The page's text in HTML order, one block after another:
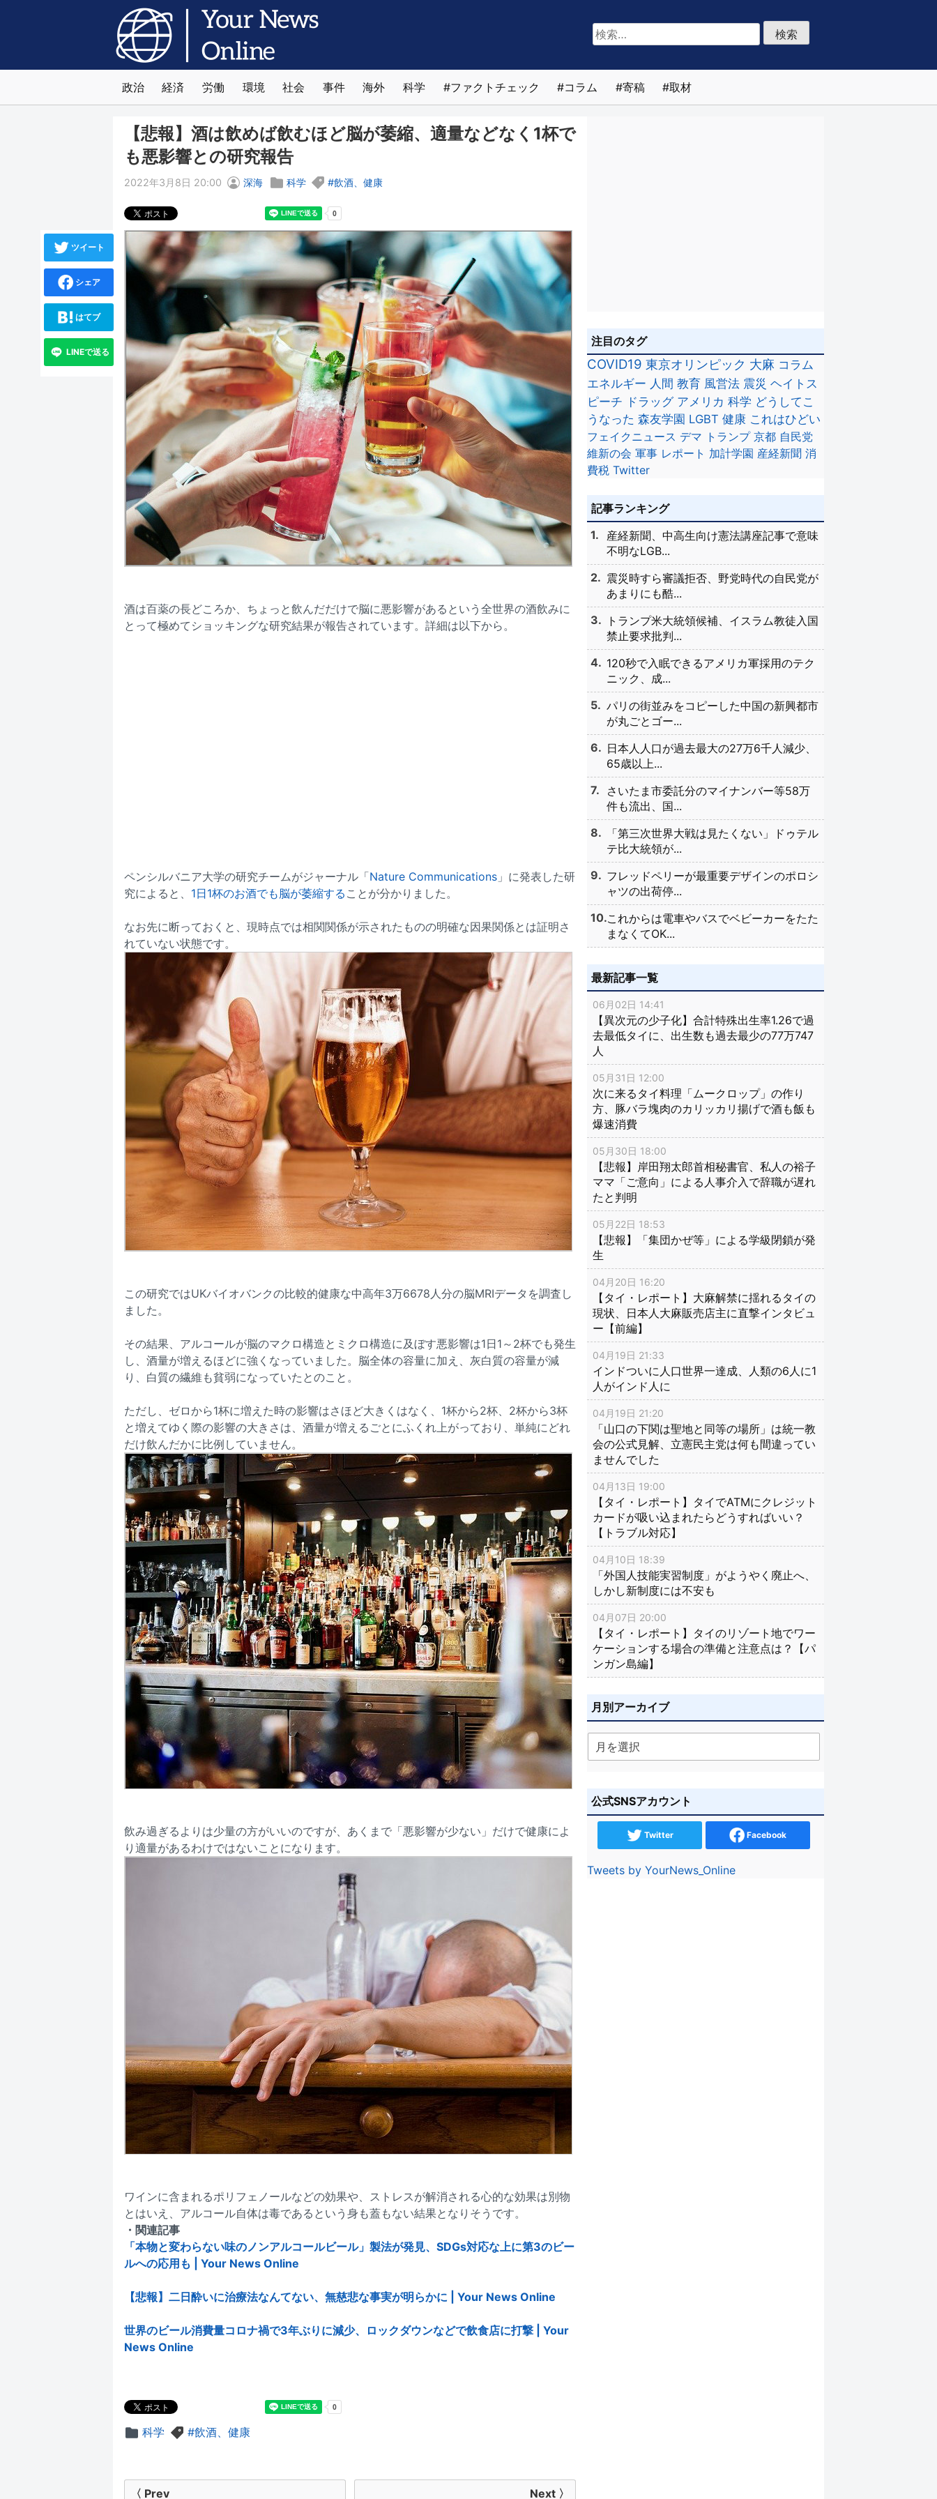
検
索:
政治 経済 労働 環境 社会 事件 海外 科学 ファクトチェック コラム 寄稿 取材
【悲報】酒は飲めば飲むほど脳が萎縮、適量などなく1杯で
も悪影響との研究報告
2022年3月8日 20:00 深海 科学 飲酒、健康
酒は百薬の長どころか、ちょっと飲んだだけで脳に悪影響があるという全世界の酒飲みに
とって極めてショッキングな研究結果が報告されています。詳細は以下から。
ペンシルバニア大学の研究チームがジャーナル「Nature Communications 」に発表した研
究によると、 1日1杯のお酒でも脳が萎縮する ことが分かりました。
なお先に断っておくと、現時点では相関関係が示されたものの明確な因果関係とは証明さ
れていない状態です。
この研究ではUKバイオバンクの比較的健康な中高年3万6678人分の脳MRIデータを調査し
ました。
その結果、アルコールが脳のマクロ構造とミクロ構造に及ぼす悪影響は1日1～2杯でも発生
し、酒量が増えるほどに強くなっていました。脳全体の容量に加え、灰白質の容量が減
り、白質の繊維も貧弱になっていたとのこと。
ただし、ゼロから1杯に増えた時の影響はさほど大きくはなく、1杯から2杯、2杯から3杯
と増えてゆく際の影響の大きさは、酒量が増えるごとにふくれ上がっており、単純にどれ
だけ飲んだかに比例していません。
飲み過ぎるよりは少量の方がいいのですが、あくまで「悪影響が少ない」だけで健康によ
り適量があるわけではないことになります。
ワインに含まれるポリフェノールなどの効果や、ストレスが解消される心的な効果は別物
とはいえ、アルコール自体は毒であるという身も蓋もない結果となりそうです。
・関連記事
「本物と変わらない味のノンアルコールビール」製法が発見、SDGs対応な上に第3のビー
ルへの応用も | Your News Online
【悲報】二日酔いに治療法なんてない、無慈悲な事実が明らかに | Your News Online
世界のビール消費量コロナ禍で3年ぶりに減少、ロックダウンなどで飲食店に打撃 | Your
News Online
ツイート
シェア
はてブ
LINEで送る
科学 飲酒、健康
〈 Prev Next 〉
注目のタグ
COVID19 東京オリンピック 大麻 コラム
エネルギー 人間 教育 風営法 震災 ヘイトス
ピーチ ドラッグ アメリカ 科学 どうしてこ
うなった 森友学園 LGBT 健康 これはひどい
フェイクニュース デマ トランプ 京都 自民党
維新の会 軍事 レポート 加計学園 産経新聞 消
費税 Twitter
記事ランキング
産経新聞、中高生向け憲法講座記事で意味
不明なLGB...
震災時すら審議拒否、野党時代の自民党が
あまりにも酷...
トランプ米大統領候補、イスラム教徒入国
禁止要求批判...
120秒で入眠できるアメリカ軍採用のテク
ニック、成...
パリの街並みをコピーした中国の新興都市
が丸ごとゴー...
日本人人口が過去最大の27万6千人減少、
65歳以上...
さいたま市委託分のマイナンバー等58万
件も流出、国...
「第三次世界大戦は見たくない」ドゥテル
テ比大統領が...
フレッドペリーが最重要デザインのポロシ
ャツの出荷停...
これからは電車やバスでベビーカーをたた
まなくてOK...
最新記事一覧
06月02日 14:41
【異次元の少子化】合計特殊出生率1.26で過
去最低タイに、出生数も過去最少の77万747
人
05月31日 12:00
次に来るタイ料理「ムークロップ」の作り
方、豚バラ塊肉のカリッカリ揚げで酒も飯も
爆速消費
05月30日 18:00
【悲報】岸田翔太郎首相秘書官、私人の裕子
ママ「ご意向」による人事介入で辞職が遅れ
たと判明
05月22日 18:53
【悲報】「集団かぜ等」による学級閉鎖が発
生
04月20日 16:20
【タイ・レポート】大麻解禁に揺れるタイの
現状、日本人大麻販売店主に直撃インタビュ
ー【前編】
04月19日 21:33
インドついに人口世界一達成、人類の6人に1
人がインド人に
04月19日 21:20
「山口の下関は聖地と同等の場所」は統一教
会の公式見解、立憲民主党は何も間違ってい
ませんでした
04月13日 19:00
【タイ・レポート】タイでATMにクレジット
カードが吸い込まれたらどうすればいい？
【トラブル対応】
04月10日 18:39
「外国人技能実習制度」がようやく廃止へ、
しかし新制度には不安も
04月07日 20:00
【タイ・レポート】タイのリゾート地でワー
ケーションする場合の準備と注意点は？【パ
ンガン島編】
月別アーカイブ
公式SNSアカウント
Twitter Facebook
Tweets by YourNews_Online